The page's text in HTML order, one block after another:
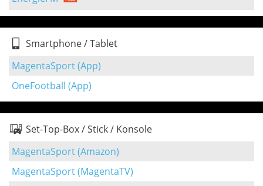
Smartphone / Tablet
MagentaSport (App)
OneFootball (App)
Set-Top-Box / Stick / Konsole
MagentaSport (Amazon)
MagentaSport (MagentaTV)